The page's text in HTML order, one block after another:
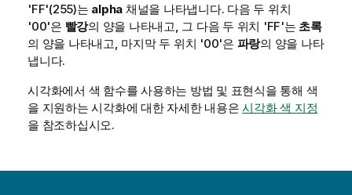
'FF'(255)는 alpha 채널을 나타냅니다. 다음 두 위치
'00'은 빨강의 양을 나타내고, 그 다음 두 위치 'FF'는 초록
의 양을 나타내고, 마지막 두 위치 '00'은 파랑의 양을 나타
냅니다.
시각화에서 색 함수를 사용하는 방법 및 표현식을 통해 색
을 지원하는 시각화에 대한 자세한 내용은시각화 색 지정
을 참조하십시오.